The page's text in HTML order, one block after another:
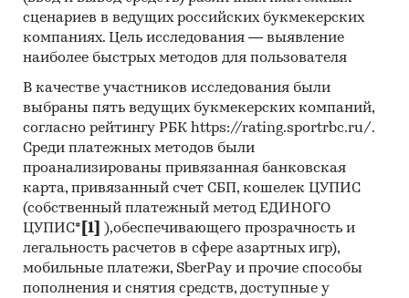
(охлажденного) шпината и получить
(рассчитать) показатели, характеризующие его
состояние в настоящее время и в будущем.
Источники получения информации
Базы данных Федеральной Таможенной
службы РФ, ФСГС РФ (Росстат).
Материалы DataMonitor, EuroMonitor,
Eurostat.
Печатные и электронные деловые и
специализированные издания,
аналитические обзоры.
сценариев в ведущих российских букмекерских
компаниях. Цель исследования — выявление
наиболее быстрых методов для пользователя
В качестве участников исследования были
выбраны пять ведущих букмекерских компаний,
согласно рейтингу РБК https://rating.sportrbc.ru/.
Среди платежных методов были
проанализированы привязанная банковская
карта, привязанный счет СБП, кошелек ЦУПИС
(собственный платежный метод ЕДИНОГО
ЦУПИС* [1]
),обеспечивающего прозрачность и
легальность расчетов в сфере азартных игр),
мобильные платежи, SberPay и прочие способы
пополнения и снятия средств, доступные у